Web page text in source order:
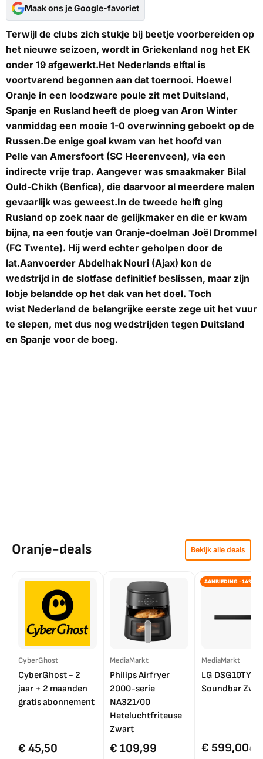
Maak ons je Google-favoriet
Terwijl de clubs zich stukje bij beetje voorbereiden op
het nieuwe seizoen, wordt in Griekenland nog het EK
onder 19 afgewerkt.Het Nederlands elftal is
voortvarend begonnen aan dat toernooi. Hoewel
Oranje in een loodzware poule zit met Duitsland,
Spanje en Rusland heeft de ploeg van Aron Winter
vanmiddag een mooie 1-0 overwinning geboekt op de
Russen.De enige goal kwam van het hoofd van
Pelle van Amersfoort (SC Heerenveen), via een
indirecte vrije trap. Aangever was smaakmaker Bilal
Ould-Chikh (Benfica), die daarvoor al meerdere malen
gevaarlijk was geweest.In de tweede helft ging
Rusland op zoek naar de gelijkmaker en die er kwam
bijna, na een foutje van Oranje-doelman Joël Drommel
(FC Twente). Hij werd echter geholpen door de
lat.Aanvoerder Abdelhak Nouri (Ajax) kon de
wedstrijd in de slotfase definitief beslissen, maar zijn
lobje belandde op het dak van het doel. Toch
wist Nederland de belangrijke eerste zege uit het vuur
te slepen, met dus nog wedstrijden tegen Duitsland
en Spanje voor de boeg.
Oranje-deals Bekijk alle deals
CyberGhost
CyberGhost - 2
jaar + 2 maanden
gratis abonnement
€ 45,50
MediaMarkt
Philips Airfryer
2000-serie
NA321/00
Heteluchtfriteuse
Zwart
€ 109,99
AANBIEDING -14%
MediaMarkt
LG DSG10TY
Soundbar
€ 599,00€